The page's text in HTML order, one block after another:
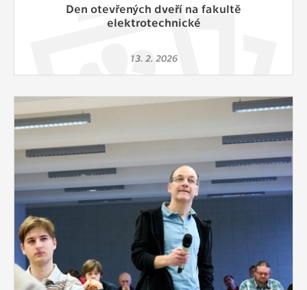
Den otevřených dveří na fakultě
elektrotechnické
13. 2. 2026